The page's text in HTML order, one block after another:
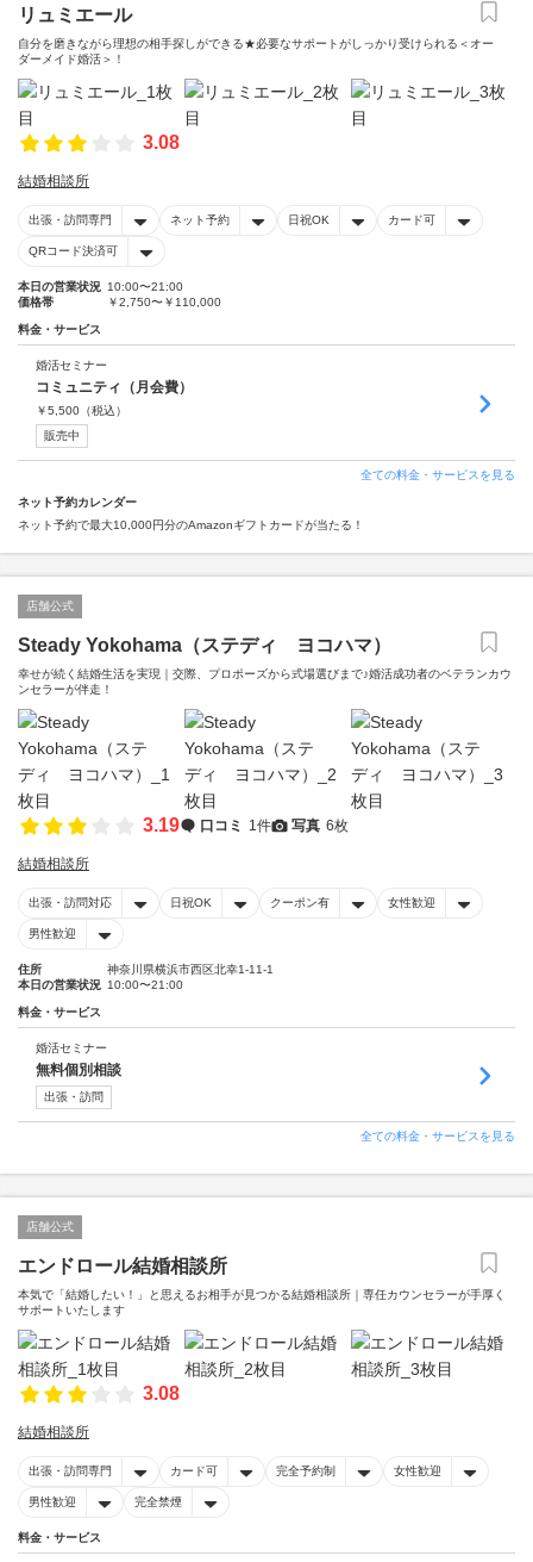
リュミエール
自分を磨きながら理想の相手探しができる★必要なサポートがしっかり受けられる＜オー
ダーメイド婚活＞！
3.08
結婚相談所
出張・訪問専門 ネット予約 日祝OK カード可
QRコード決済可
本日の営業状況 10:00〜21:00
価格帯
￥2,750〜￥110,000
料金・サービス
婚活セミナー
コミュニティ（月会費）
￥5,500 （税込）
販売中
全ての料金・サービスを見る
ネット予約カレンダー
ネット予約で最大10,000円分のAmazonギフトカードが当たる！
店舗公式
Steady Yokohama（ステディ ヨコハマ）
幸せが続く結婚生活を実現｜交際、プロポーズから式場選びまで♪婚活成功者のベテランカウ
ンセラーが伴走！
3.19 口コミ 1件 写真 6枚
結婚相談所
出張・訪問対応 日祝OK クーポン有 女性歓迎
男性歓迎
住所
神奈川県横浜市西区北幸1-11-1
本日の営業状況 10:00〜21:00
料金・サービス
婚活セミナー
無料個別相談
出張・訪問
全ての料金・サービスを見る
店舗公式
エンドロール結婚相談所
本気で「結婚したい！」と思えるお相手が見つかる結婚相談所｜専任カウンセラーが手厚く
サポートいたします
3.08
結婚相談所
出張・訪問専門 カード可 完全予約制 女性歓迎
男性歓迎 完全禁煙
料金・サービス